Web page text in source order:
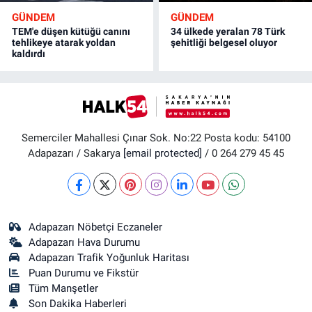
GÜNDEM
TEM'e düşen kütüğü canını
tehlikeye atarak yoldan
kaldırdı
GÜNDEM
34 ülkede yeralan 78 Türk
şehitliği belgesel oluyor
Semerciler Mahallesi Çınar Sok. No:22 Posta kodu: 54100
Adapazarı / Sakarya [email protected] / 0 264 279 45 45
Adapazarı Nöbetçi Eczaneler
Adapazarı Hava Durumu
Adapazarı Trafik Yoğunluk Haritası
Puan Durumu ve Fikstür
Tüm Manşetler
Son Dakika Haberleri